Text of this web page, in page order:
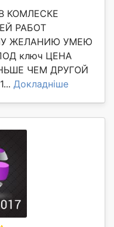
КОМЛЕСКЕ
РАБОТ
ЖЕЛАНИЮ УМЕЮ
ключ ЦЕНА
ЧЕМ ДРУГОЙ
Докладніше